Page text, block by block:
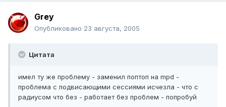
Grey
Опубликовано 23 августа, 2005
Цитата
имел ту же проблему - заменил поптоп на mpd -
проблема с подвисающими сессиями исчезла - что с
радиусом что без - работает без проблем - попробуй